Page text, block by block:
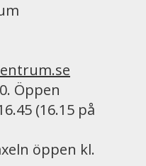
Öppen
(16.15 på
öppen kl.